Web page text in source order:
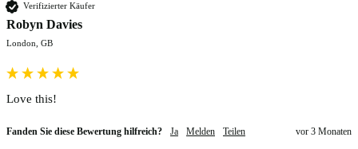
Verifizierter Käufer
Robyn Davies
London, GB
Love this!
Fanden Sie diese Bewertung hilfreich? Ja Melden Teilen vor 3 Monaten